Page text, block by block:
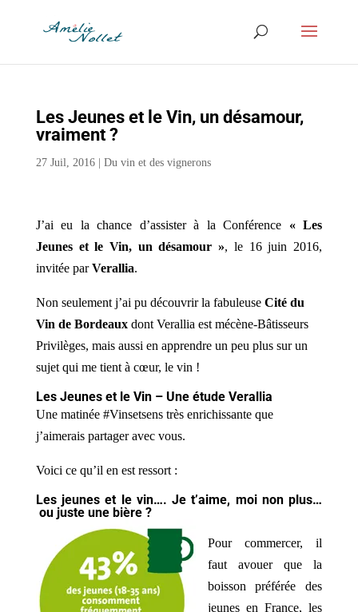
Les Jeunes et le Vin, un désamour,
vraiment ?
27 Juil, 2016| Du vin et des vignerons
J’ai eu la chance d’assister à la Conférence « Les
Jeunes et le Vin, un désamour », le 16 juin 2016,
invitée parVerallia.
Non seulement j’ai pu découvrir la fabuleuse Cité du
Vin de Bordeauxdont Verallia est mécène-Bâtisseurs
Privilèges, mais aussi en apprendre un peu plus sur un
sujet qui me tient à cœur, le vin !
Les Jeunes et le Vin – Une étude Verallia
Une matinée #Vinsetsens très enrichissante que
j’aimerais partager avec vous.
Voici ce qu’il en est ressort :
Les jeunes et le vin…. Je t’aime, moi non plus…
ou juste une bière ?
Pour commercer, il
faut avouer que la
boisson préférée des
jeunes en France, les